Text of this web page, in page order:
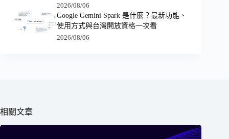
2026/08/06
Google Gemini Spark 是什麼？最新功能、
使用方式與台灣開放資格一次看
2026/08/06
相關文章